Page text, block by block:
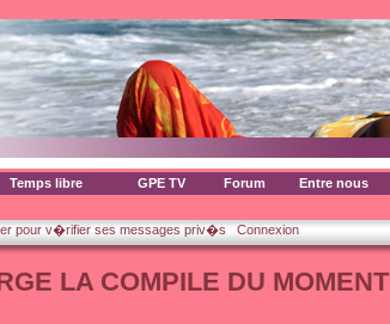
Temps libre GPE TV Forum Entre nous
pour v�rifier ses messages priv�s Connexion
LA COMPILE DU MOMENT